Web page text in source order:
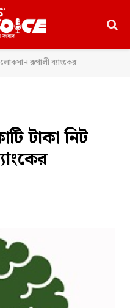
রূপালী ব্যাংকের
টাকা নিট